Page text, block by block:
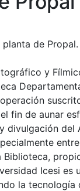
de Propal.
y
fin de aunar
divulgación del
Icesi es
la tecnología